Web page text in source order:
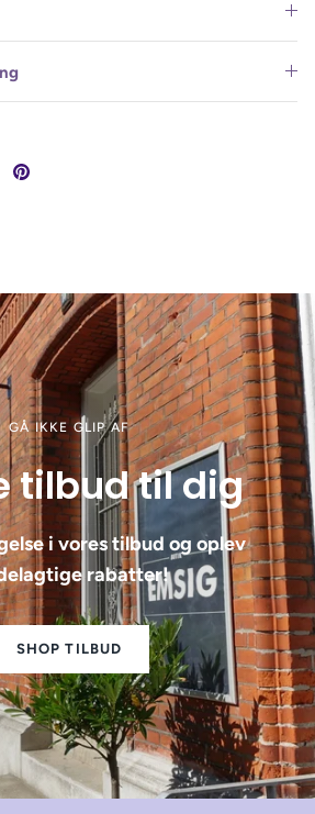
Pin
GÅ IKKE GLIP AF
tilbud til dig
i vores tilbud og oplev
rabatter!
SHOP TILBUD